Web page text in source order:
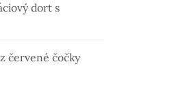
dort s
červené čočky